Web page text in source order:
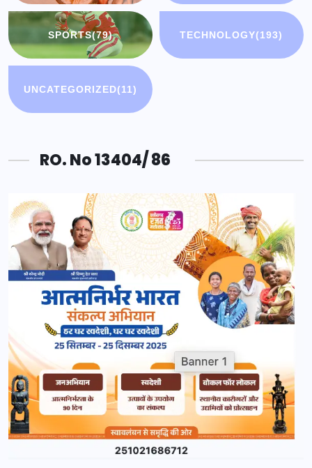
SPORTS(79) TECHNOLOGY(193)
UNCATEGORIZED(11)
RO. No 13404/ 86